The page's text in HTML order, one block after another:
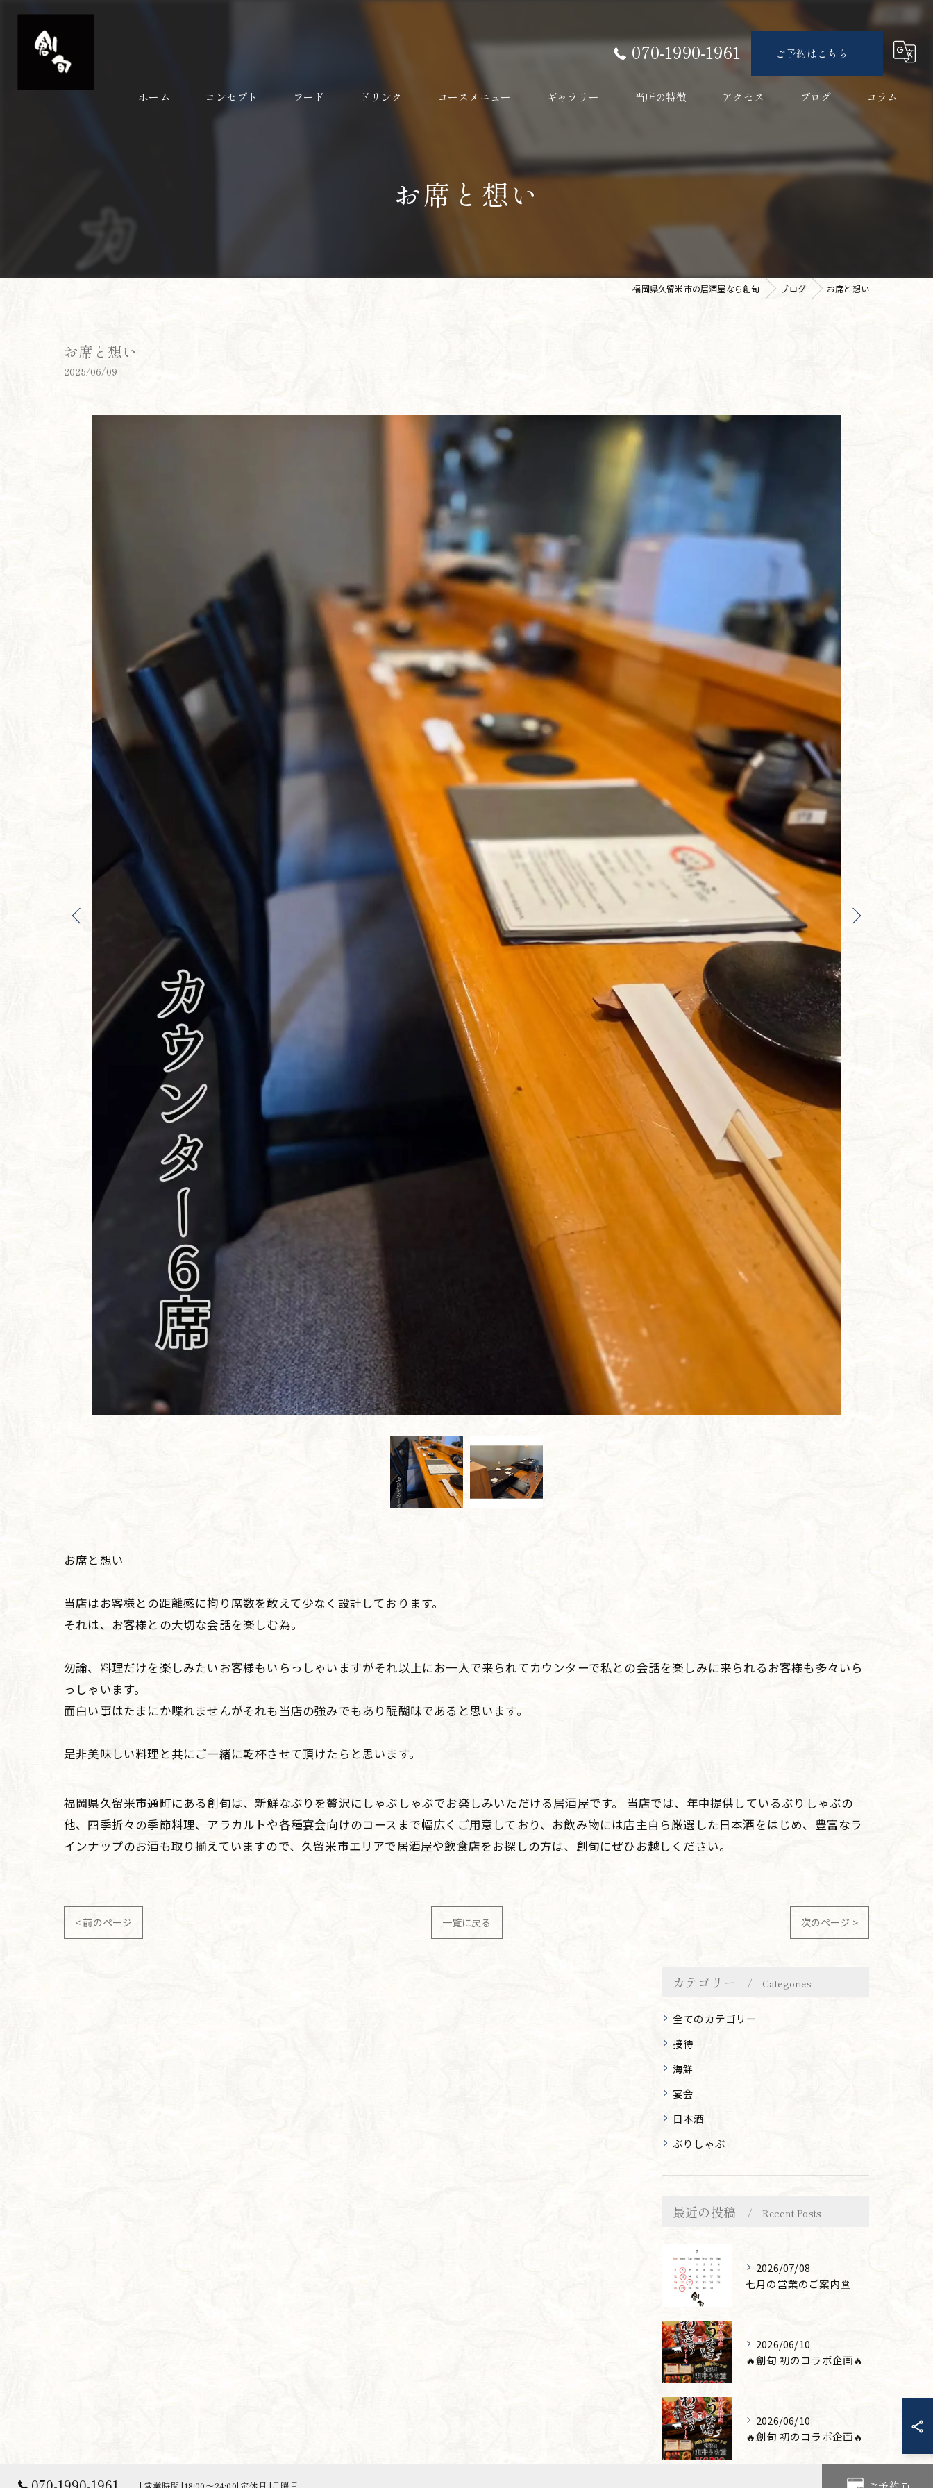
070-1990-1961 ご予約はこちら
ホーム コンセプト フード ドリンク コースメニュー ギャラリー 当店の特徴
海鮮
日本酒
ぶりしゃぶ
アクセス ブログ コラム
お席と想い
福岡県久留米市の居酒屋なら創旬 ブログ お席と想い
お席と想い
2025/06/09
お席と想い
当店はお客様との距離感に拘り席数を敢えて少なく設計しております。
それは、お客様との大切な会話を楽しむ為。
勿論、料理だけを楽しみたいお客様もいらっしゃいますがそれ以上にお一人で来られてカウンターで私との会話を楽しみに来られるお客様も多々いら
っしゃいます。
面白い事はたまにか喋れませんがそれも当店の強みでもあり醍醐味であると思います。
是非美味しい料理と共にご一緒に乾杯させて頂けたらと思います。
福岡県久留米市通町にある創旬は、新鮮なぶりを贅沢にしゃぶしゃぶでお楽しみいただける居酒屋です。 当店では、年中提供しているぶりしゃぶの
他、四季折々の季節料理、アラカルトや各種宴会向けのコースまで幅広くご用意しており、お飲み物には店主自ら厳選した日本酒をはじめ、豊富なラ
インナップのお酒も取り揃えていますので、久留米市エリアで居酒屋や飲食店をお探しの方は、創旬にぜひお越しください。
< 前のページ 一覧に戻る 次のページ >
カテゴリー Categories
全てのカテゴリー
接待
海鮮
宴会
日本酒
ぶりしゃぶ
最近の投稿 Recent Posts
2026/07/08
七月の営業のご案内🈺
2026/06/10
🔥創旬 初のコラボ企画🔥
2026/06/10
🔥創旬 初のコラボ企画🔥
[営業時間]18:00～24:00[定休日]月曜日